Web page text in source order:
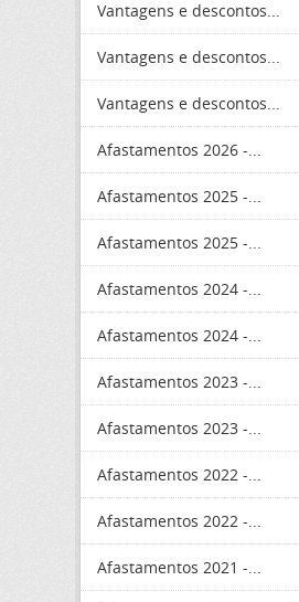
Vantagens e descontos...
Vantagens e descontos...
Vantagens e descontos...
Afastamentos 2026 -...
Afastamentos 2025 -...
Afastamentos 2025 -...
Afastamentos 2024 -...
Afastamentos 2024 -...
Afastamentos 2023 -...
Afastamentos 2023 -...
Afastamentos 2022 -...
Afastamentos 2022 -...
Afastamentos 2021 -...